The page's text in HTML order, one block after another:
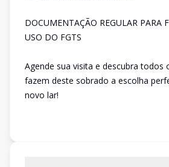
DOCUMENTAÇÃO REGULAR PARA
USO DO FGTS
Agende sua visita e descubra todos
fazem deste sobrado a escolha
novo lar!